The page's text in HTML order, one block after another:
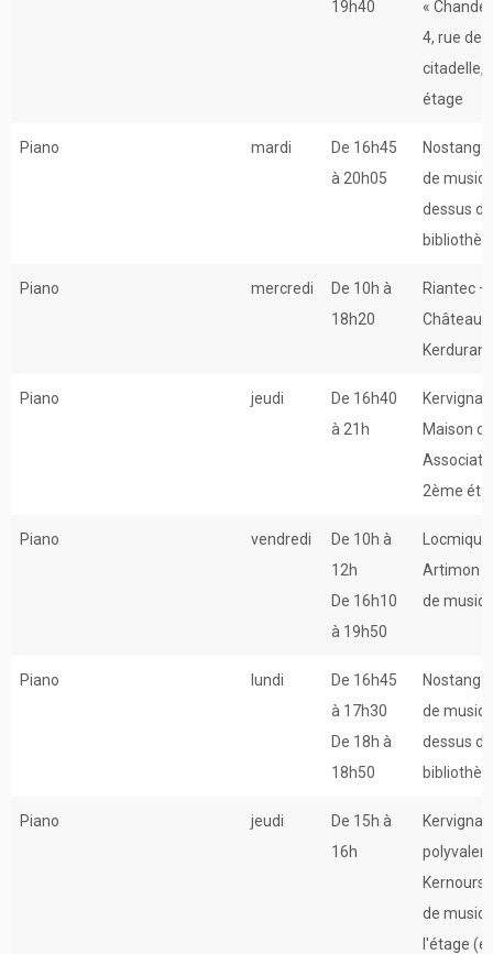
19h40
«
4, rue de
citadelle,
étage
Piano mardi
De 16h45
à 20h05
Nostang
de
dessus
Piano mercredi
De 10h à
18h20
Riantec –
Château
Piano jeudi
De 16h40
à 21h
Maison
2ème
Piano vendredi
De 10h à
12h
De 16h10
à 19h50
Artimon
de
Piano lundi
De 16h45
à 17h30
De 18h à
18h50
Nostang
de
dessus
Piano jeudi
De 15h à
16h
Kernours
de
l'étage